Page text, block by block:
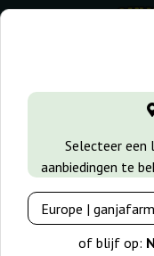
Selecteer een
aanbiedingen te
of blijf op:
GanjaFarmer.nl
Label